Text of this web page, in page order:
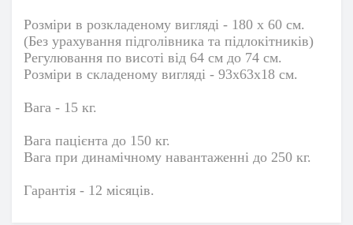
Розміри в розкладеному вигляді - 180 х 60 см.
(Без урахування підголівника та підлокітників)
Регулювання по висоті від 64 см до 74 см.
Розміри в складеному вигляді - 93х63х18 см.
Вага - 15 кг.
Вага пацієнта до 150 кг.
Вага при динамічному навантаженні до 250 кг.
Гарантія - 12 місяців.